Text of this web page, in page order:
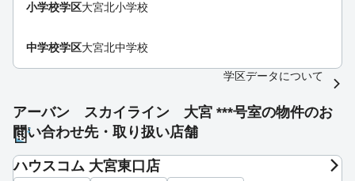
小学校学区大宮北小学校
中学校学区大宮北中学校
学区データについて
アーバン スカイライン 大宮 ***号室の物件のお
問い合わせ先・取り扱い店舗
ハウスコム 大宮東口店